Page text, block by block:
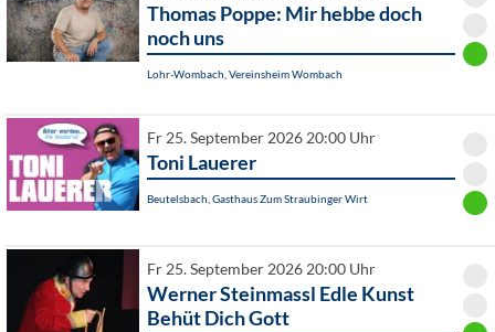
Thomas Poppe: Mir hebbe doch
noch uns
Lohr-Wombach, Vereinsheim Wombach
Fr 25. September 2026 20:00 Uhr
Toni Lauerer
Beutelsbach, Gasthaus Zum Straubinger Wirt
Fr 25. September 2026 20:00 Uhr
Werner Steinmassl Edle Kunst
Behüt Dich Gott